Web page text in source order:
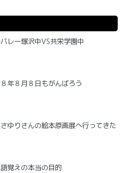
レー塚沢中VS共栄学園中
年８月８日もがんばろう
ゆりさんの絵本原画展へ行ってきた
覚えの本当の目的